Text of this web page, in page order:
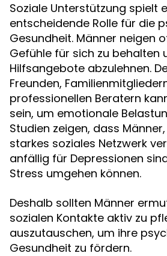
Soziale Unterstützung spielt
entscheidende Rolle für die
Gesundheit. Männer neigen
Gefühle für sich zu behalten
Hilfsangebote abzulehnen.
Freunden,
professionellen Beratern
sein, um emotionale
Studien zeigen, dass
starkes soziales Netzwerk
anfällig für Depressionen
Stress umgehen können.
Deshalb sollten Männer
sozialen Kontakte aktiv zu
auszutauschen, um ihre
Gesundheit zu fördern.